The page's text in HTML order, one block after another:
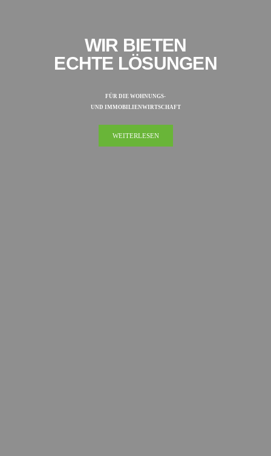
WIR BIETEN
ECHTE LÖSUNGEN
FÜR DIE WOHNUNGS-
UND IMMOBILIENWIRTSCHAFT
WEITERLESEN